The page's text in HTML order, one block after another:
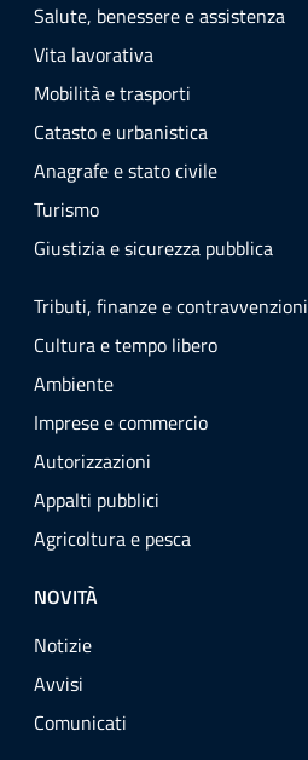
Salute, benessere e assistenza
Vita lavorativa
Mobilità e trasporti
Catasto e urbanistica
Anagrafe e stato civile
Turismo
Giustizia e sicurezza pubblica
Tributi, finanze e contravvenzioni
Cultura e tempo libero
Ambiente
Imprese e commercio
Autorizzazioni
Appalti pubblici
Agricoltura e pesca
NOVITÀ
Notizie
Avvisi
Comunicati